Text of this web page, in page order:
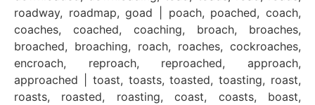
roadway, roadmap, goad | poach, poached, coach,
coaches, coached, coaching, broach, broaches,
broached, broaching, roach, roaches, cockroaches,
encroach, reproach, reproached, approach,
approached | toast, toasts, toasted, toasting, roast,
roasts, roasted, roasting, coast, coasts, boast,